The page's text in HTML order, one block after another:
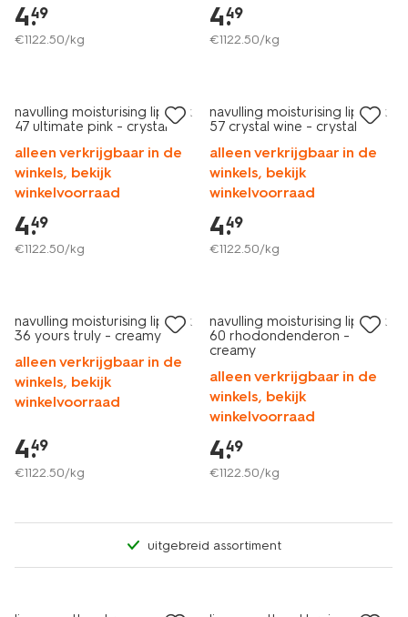
4.
49
€1122.50/kg
4.
49
€1122.50/kg
navulling moisturising lipstick
47 ultimate pink - crystal
alleen verkrijgbaar in de
winkels, bekijk
winkelvoorraad
4.
49
€1122.50/kg
navulling moisturising lipstick
57 crystal wine - crystal
alleen verkrijgbaar in de
winkels, bekijk
winkelvoorraad
4.
49
€1122.50/kg
navulling moisturising lipstick
36 yours truly - creamy
alleen verkrijgbaar in de
winkels, bekijk
winkelvoorraad
4.
49
€1122.50/kg
navulling moisturising lipstick
60 rhodondenderon -
creamy
alleen verkrijgbaar in de
winkels, bekijk
winkelvoorraad
4.
49
€1122.50/kg
uitgebreid assortiment